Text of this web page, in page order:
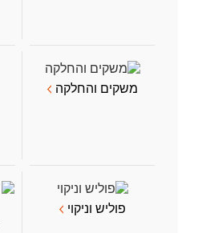
משקים והחלקה
פוליש וניקוי